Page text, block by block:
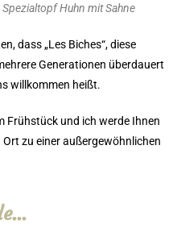
Huhn mit Sahne
dass „Les Biches“, diese
Generationen überdauert
willkommen heißt.
Frühstück und ich werde Ihnen
zu einer außergewöhnlichen